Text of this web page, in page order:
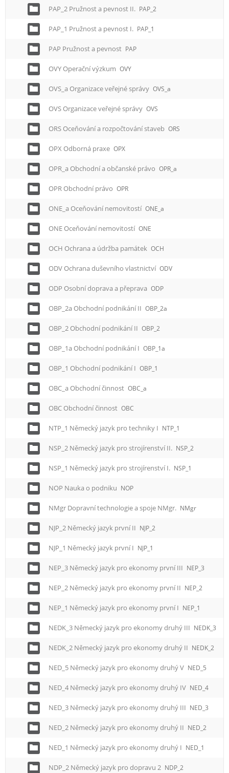
PAP_2 Pružnost a pevnost II. PAP_2
PAP_1 Pružnost a pevnost I. PAP_1
PAP Pružnost a pevnost PAP
OVY Operační výzkum OVY
OVS_a Organizace veřejné správy OVS_a
OVS Organizace veřejné správy OVS
ORS Oceňování a rozpočtování staveb ORS
OPX Odborná praxe OPX
OPR_a Obchodní a občanské právo OPR_a
OPR Obchodní právo OPR
ONE_a Oceňování nemovitostí ONE_a
ONE Oceňování nemovitostí ONE
OCH Ochrana a údržba památek OCH
ODV Ochrana duševního vlastnictví ODV
ODP Osobní doprava a přeprava ODP
OBP_2a Obchodní podnikání II OBP_2a
OBP_2 Obchodní podnikání II OBP_2
OBP_1a Obchodní podnikání I OBP_1a
OBP_1 Obchodní podnikání I OBP_1
OBC_a Obchodní činnost OBC_a
OBC Obchodní činnost OBC
NTP_1 Německý jazyk pro techniky I NTP_1
NSP_2 Německý jazyk pro strojírenství II. NSP_2
NSP_1 Německý jazyk pro strojírenství I. NSP_1
NOP Nauka o podniku NOP
NMgr Dopravní technologie a spoje NMgr. NMgr
NJP_2 Německý jazyk první II NJP_2
NJP_1 Německý jazyk první I NJP_1
NEP_3 Německý jazyk pro ekonomy první III NEP_3
NEP_2 Německý jazyk pro ekonomy první II NEP_2
NEP_1 Německý jazyk pro ekonomy první I NEP_1
NEDK_3 Německý jazyk pro ekonomy druhý III NEDK_3
NEDK_2 Německý jazyk pro ekonomy druhý II NEDK_2
NED_5 Německý jazyk pro ekonomy druhý V NED_5
NED_4 Německý jazyk pro ekonomy druhý IV NED_4
NED_3 Německý jazyk pro ekonomy druhý III NED_3
NED_2 Německý jazyk pro ekonomy druhý II NED_2
NED_1 Německý jazyk pro ekonomy druhý I NED_1
NDP_2 Německý jazyk pro dopravu 2 NDP_2